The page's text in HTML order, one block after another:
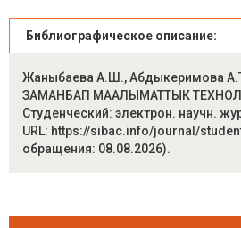
Библиографическое описание:
Жаныбаева А.Ш., Абдыкеримова
ЗАМАНБАП МААЛЫМАТТЫК
Студенческий: электрон. научн.
URL: https://sibac.info/journal/
обращения: 08.08.2026).